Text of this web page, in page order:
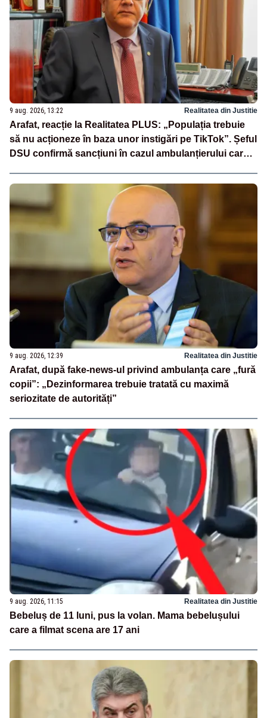
9 aug. 2026, 13:22 Realitatea din Justitie
Arafat, reacție la Realitatea PLUS: „Populația trebuie
să nu acționeze în baza unor instigări pe TikTok”. Șeful
DSU confirmă sancțiuni în cazul ambulanțierului care a
9 aug. 2026, 12:39 Realitatea din Justitie
Arafat, după fake-news-ul privind ambulanța care „fură
copii”: „Dezinformarea trebuie tratată cu maximă
seriozitate de autorități”
9 aug. 2026, 11:15 Realitatea din Justitie
Bebeluș de 11 luni, pus la volan. Mama bebelușului
care a filmat scena are 17 ani